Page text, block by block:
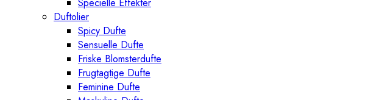
Duftolier
Spicy Dufte
Sensuelle Dufte
Friske Blomsterdufte
Frugtagtige Dufte
Feminine Dufte